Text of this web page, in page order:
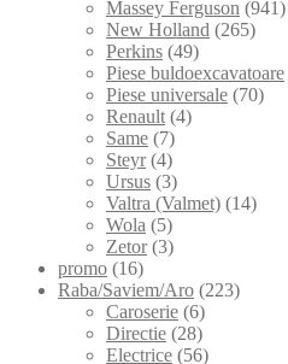
Massey Ferguson (941)
New Holland (265)
Perkins (49)
Piese buldoexcavatoare
Piese universale (70)
Renault (4)
Same (7)
Steyr (4)
Ursus (3)
Valtra (Valmet) (14)
Wola (5)
Zetor (3)
promo (16)
Raba/Saviem/Aro (223)
Caroserie (6)
Directie (28)
Electrice (56)